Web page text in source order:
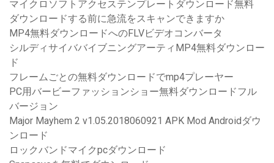
マイクロソフトアクセステンプレートダウンロード無料
ダウンロードする前に急流をスキャンできますか
MP4無料ダウンロードへのFLVビデオコンバータ
シルディサイババイブニングアーティMP4無料ダウンロー
ド
フレームごとの無料ダウンロードでmp4プレーヤー
PC用バービーファッションショー無料ダウンロードフル
バージョン
Major Mayhem 2 v1.05.2018060921 APK Mod Androidダウ
ンロード
ロックバンドマイクpcダウンロード